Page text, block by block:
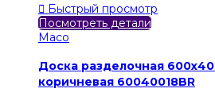
 Быстрый просмотр
Посмотреть детали
Maco
Доска разделочная
коричневая 60040018BR